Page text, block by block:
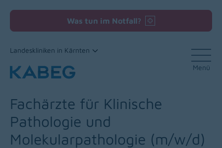
Was tun im Notfall?
Landeskliniken in Kärnten
Menü
Fachärzte für Klinische
Pathologie und
Molekularpathologie (m/w/d)